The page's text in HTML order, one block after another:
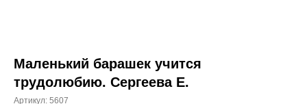
Маленький барашек учится
трудолюбию. Сергеева Е.
Артикул: 5607